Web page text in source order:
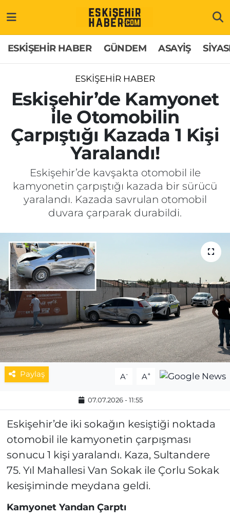
ESKİŞEHİR HABER GÜNDEM ASAYİŞ
ESKİŞEHİR HABER
Eskişehir’de Kamyonet
ile Otomobilin
Çarpıştığı Kazada 1 Kişi
Yaralandı!
Eskişehir’de kavşakta otomobil ile
kamyonetin çarpıştığı kazada bir sürücü
yaralandı. Kazada savrulan otomobil
duvara çarparak durabildi.
Paylaş A- A+
07.07.2026 - 11:55
Eskişehir’de iki sokağın kesiştiği noktada
otomobil ile kamyonetin çarpışması
sonucu 1 kişi yaralandı. Kaza, Sultandere
75. Yıl Mahallesi Van Sokak ile Çorlu Sokak
kesişiminde meydana geldi.
Kamyonet Yandan Çarptı
GÜNDEM
ASAYİŞ
SİYASET
EKONOMİ
SAĞLIK
EĞİTİM
MAGAZİN
ESKİŞEHİRSPOR
Hakkımızda
İletişim
Odunpazarı Trafik Yoğunluk Haritası
Süper Lig Puan Durumu ve Fikstür
Tüm Manşetler
Son Dakika Haberleri
Haber Arşivi